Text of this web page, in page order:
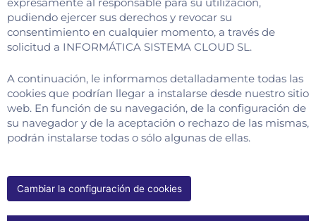
pudiendo ejercer sus derechos y revocar su
consentimiento en cualquier momento, a través de
solicitud a INFORMÁTICA SISTEMA CLOUD SL.
A continuación, le informamos detalladamente todas las
cookies que podrían llegar a instalarse desde nuestro sitio
web. En función de su navegación, de la configuración de
su navegador y de la aceptación o rechazo de las mismas,
podrán instalarse todas o sólo algunas de ellas.
Cambiar la configuración de cookies